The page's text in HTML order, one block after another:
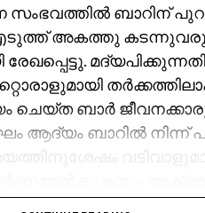
സംഭവത്തില്‍ ബാറിന്
എടുത്ത് അകത്തു
രേഖപ്പെട്ടു.
ചെയ്ത ബാര്‍
ആദ്യം ബാറില്‍ നിന്ന്
ആക്രമണം